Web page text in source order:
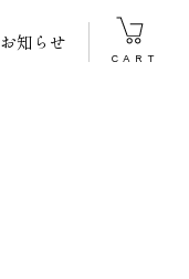
お知らせ
CART